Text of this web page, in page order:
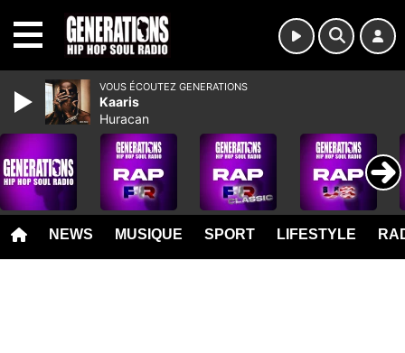
NEWS MUSIQUE SPORT LIFESTYLE
VOUS ÉCOUTEZ GENERATIONS
Kaaris
Huracan